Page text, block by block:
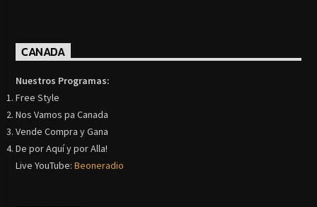
CANADA
Nuestros Programas:
Free Style
Nos Vamos pa Canada
Vende Compra y Gana
De por Aquí y por Alla!
Live YouTube:Beoneradio